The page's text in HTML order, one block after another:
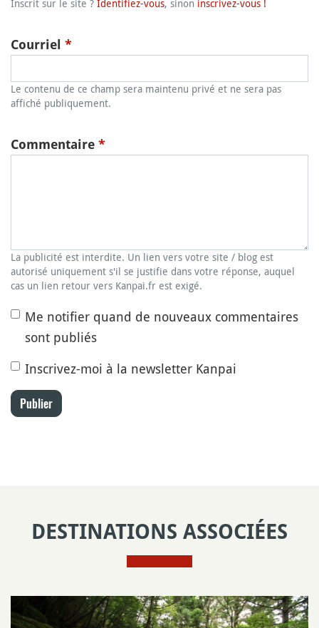
Inscrit sur le site ? Identifiez-vous, sinon inscrivez-vous !
Courriel *
Le contenu de ce champ sera maintenu privé et ne sera pas
affiché publiquement.
Commentaire *
La publicité est interdite. Un lien vers votre site / blog est
autorisé uniquement s'il se justifie dans votre réponse, auquel
cas un lien retour vers Kanpai.fr est exigé.
Me notifier quand de nouveaux commentaires
sont publiés
Inscrivez-moi à la newsletter Kanpai
Publier
DESTINATIONS ASSOCIÉES